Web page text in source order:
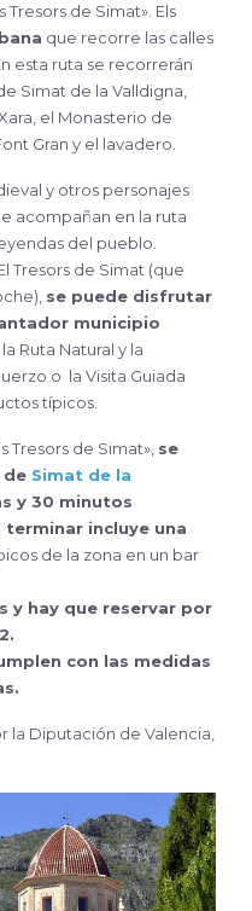
que recorre las calles
esta ruta se recorrerán
Simat de la Valldigna,
el Monasterio de
Gran y el lavadero.
y otros personajes
acompañan en la ruta
del pueblo.
Tresors de Simat (que
se puede disfrutar
municipio
Ruta Natural y la
o la Visita Guiada
típicos.
Tresors de Simat», se
de Simat de la
y 30 minutos
terminar incluye una
de la zona en un bar
y hay que reservar por
con las medidas
la Diputación de Valencia,